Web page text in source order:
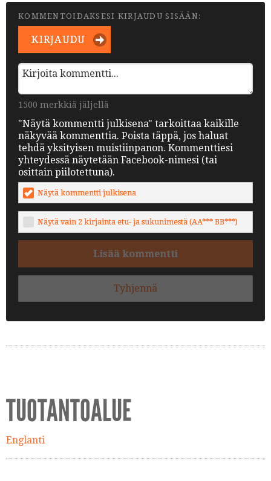
KOMMENTOIDAKSESI KIRJAUDU SISÄÄN:
KIRJAUDU
1500 merkkiä jäljellä
"Näytä kommentti julkisena" tarkoittaa kaikille
näkyvää kommenttia. Poista täppä, jos haluat
tehdä yksityisen muistiinpanon. Kommenttiesi
yhteydessä näytetään Facebook-nimesi (tai
osittain piilotettuna).
Näytä kommentti julkisena
Näytä vain 2 kirjainta etu- ja sukunimestä (AA*** BB***)
Lisää kommentti
Tyhjennä
TUOTANTOALUE
Englanti